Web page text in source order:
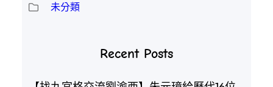
未分類
Recent Posts